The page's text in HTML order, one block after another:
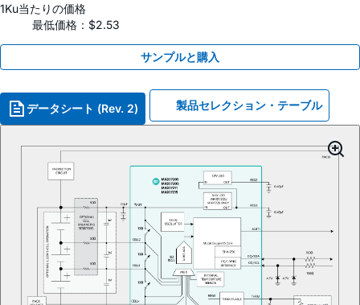
1Ku当たりの価格
最低価格：$2.53
サンプルと購入
データシート (Rev. 2) 製品セレクション・テーブル